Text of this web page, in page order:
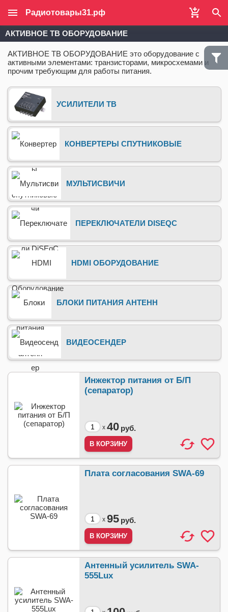
Радиотовары31.рф
АКТИВНОЕ ТВ ОБОРУДОВАНИЕ
АКТИВНОЕ ТВ ОБОРУДОВАНИЕ это оборудование с
активными элементами: транзисторами, микросхемами и
прочим требующим для работы питания.
УСИЛИТЕЛИ ТВ
КОНВЕРТЕРЫ СПУТНИКОВЫЕ
МУЛЬТИСВИЧИ
ПЕРЕКЛЮЧАТЕЛИ DISEQC
HDMI ОБОРУДОВАНИЕ
БЛОКИ ПИТАНИЯ АНТЕНН
ВИДЕОСЕНДЕР
Инжектор питания от Б/П
(сепаратор)
x 40 руб.
Плата согласования SWA-69
x 95 руб.
Антенный усилитель SWA-
555Lux